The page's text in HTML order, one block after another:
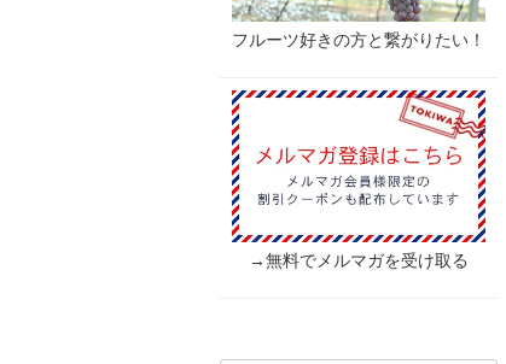
フルーツ好きの方と繋がりたい！
→無料でメルマガを受け取る